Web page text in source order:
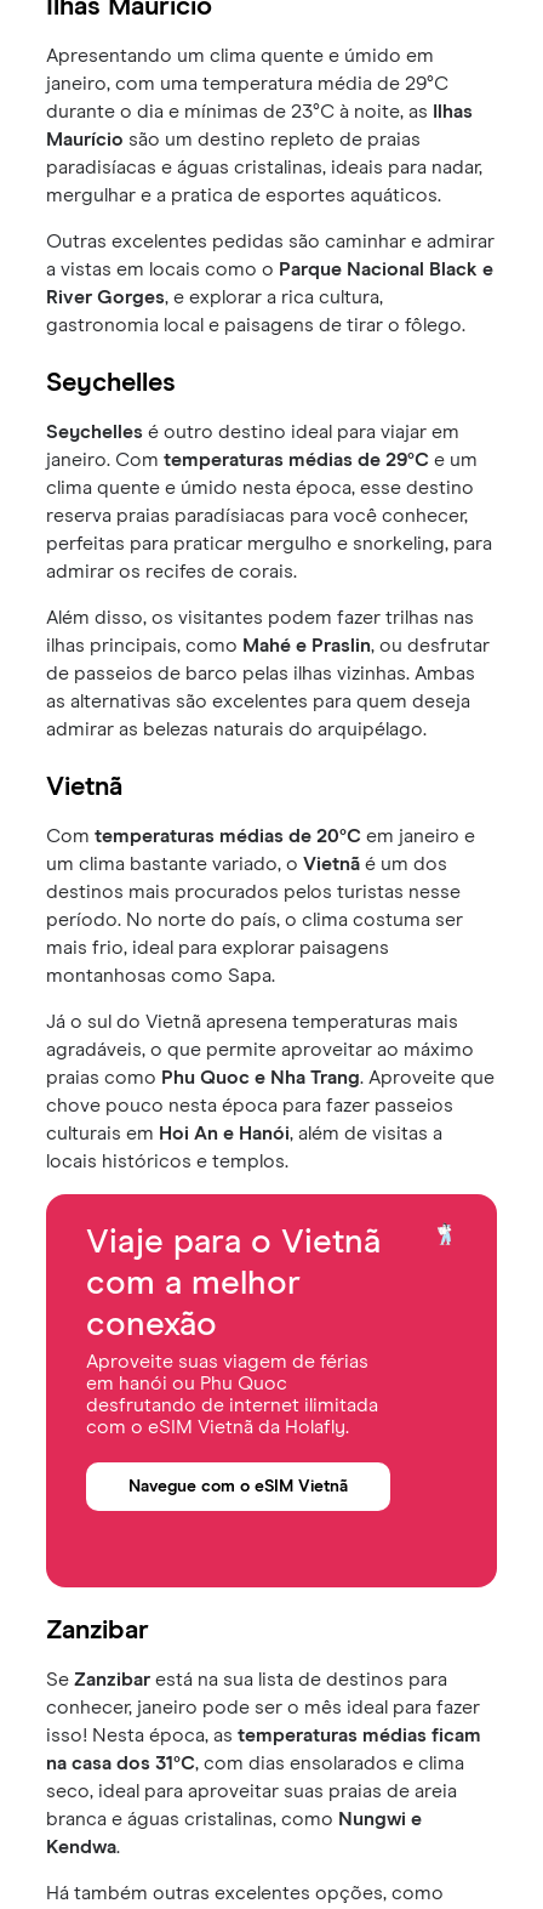
Ilhas Maurício
Apresentando um clima quente e úmido em
janeiro, com uma temperatura média de 29°C
durante o dia e mínimas de 23°C à noite, as
Ilhas
Maurício são um destino repleto de praias
paradisíacas e águas cristalinas, ideais para nadar,
mergulhar e a pratica de esportes aquáticos.
Outras excelentes pedidas são caminhar e admirar
a vistas em locais como o Parque Nacional Black e
River Gorges, e explorar a rica cultura,
gastronomia local e paisagens de tirar o fôlego.
Seychelles
Seychelles é outro destino ideal para viajar em
janeiro. Comtemperaturas médias de 29°C e um
clima quente e úmido nesta época, esse destino
reserva praias paradísiacas para você conhecer,
perfeitas para praticar mergulho e snorkeling, para
admirar os recifes de corais.
Além disso, os visitantes podem fazer trilhas nas
ilhas principais, como Mahé e Praslin, ou desfrutar
de passeios de barco pelas ilhas vizinhas. Ambas
as alternativas são excelentes para quem deseja
admirar as belezas naturais do arquipélago.
Vietnã
Comtemperaturas médias de 20°C em janeiro e
um clima bastante variado, oVietnã é um dos
destinos mais procurados pelos turistas nesse
período. No norte do país, o clima costuma ser
mais frio, ideal para explorar paisagens
montanhosas como Sapa.
Já o sul do Vietnã apresena temperaturas mais
agradáveis, o que permite aproveitar ao máximo
praias como Phu Quoc e Nha Trang. Aproveite que
chove pouco nesta época para fazer passeios
culturais em Hoi An e Hanói, além de visitas a
locais históricos e templos.
Viaje para o Vietnã
com a melhor
conexão
Aproveite suas viagem de férias
em hanói ou Phu Quoc
desfrutando de internet ilimitada
com o eSIM Vietnã da Holafly.
Navegue com o eSIM Vietnã
Zanzibar
SeZanzibar está na sua lista de destinos para
conhecer, janeiro pode ser o mês ideal para fazer
isso! Nesta época, astemperaturas médias ficam
na casa dos 31°C, com dias ensolarados e clima
seco, ideal para aproveitar suas praias de areia
branca e águas cristalinas, como Nungwi e
Kendwa.
Há também outras excelentes opções, como